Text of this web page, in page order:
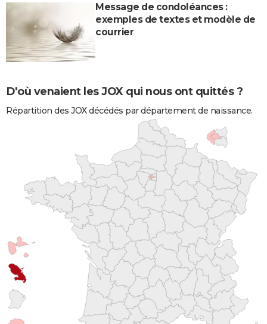
Message de condoléances :
exemples de textes et modèle de
courrier
D'où venaient les JOX qui nous ont quittés ?
Répartition des JOX décédés par département de naissance.